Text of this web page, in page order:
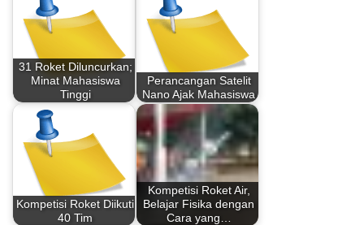
31 Roket Diluncurkan;
Minat Mahasiswa
Tinggi
Perancangan Satelit
Nano Ajak Mahasiswa
Kompetisi Roket Diikuti
40 Tim
Kompetisi Roket Air,
Belajar Fisika dengan
Cara yang…